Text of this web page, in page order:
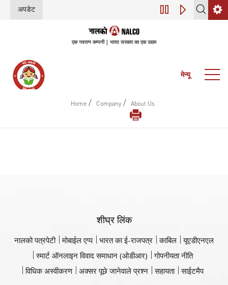
अपडेट डिजिटल परिवर्तन
एक नवरत्न कम्पनी | भारत सरकार का एक उद्यम
मेन्यू
Home / Company / About Us
शीघ्र लिंक
नालको पत्रपेटी मोबाईल एप्प भारत का ई-राजपत्र काबिल
यूएडीएनएल
स्मार्ट ऑनलाइन विवाद समाधान (ओडीआर)
गोपनीयता नीति
विधिक अस्वीकरण
अक्सर पूछे जानेवाले प्रश्न सहायता साईटमैप